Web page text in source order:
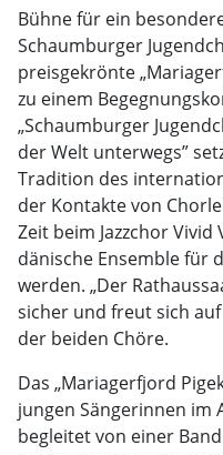
Bühne für ein
Schaumburger
preisgekrönte
zu einem
„Schaumburger
der Welt unterwegs”
Tradition des
der Kontakte von
Zeit beim Jazzchor
dänische Ensemble für
werden. „Der
sicher und freut sich
der beiden Chöre.
Das „Mariagerfjord
jungen Sängerinnen im
begleitet von einer